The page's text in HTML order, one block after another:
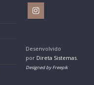
Desenvolvido
por Direta Sistemas.
Designed by Freepik